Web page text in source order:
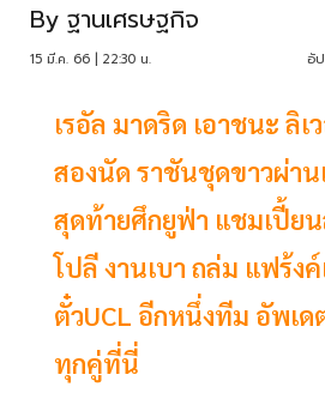
By ฐานเศรษฐกิจ
15 มี.ค. 66 | 22:30 น. อั
เรอัล มาดริด เอาชนะ ลิ
สองนัด ราชันชุดขาวผ่าน
สุดท้ายศึกยูฟ่า แชมเปี้ย
โปลี งานเบา ถล่ม แฟร้ง
ตั๋วUCL อีกหนึ่งทีม อัพเ
ทุกคู่ที่นี่